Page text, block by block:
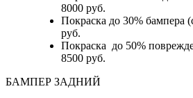
8000 руб.
Покраска до 30% бампера
руб.
Покраска до 50%
8500 руб.
БАМПЕР ЗАДНИЙ